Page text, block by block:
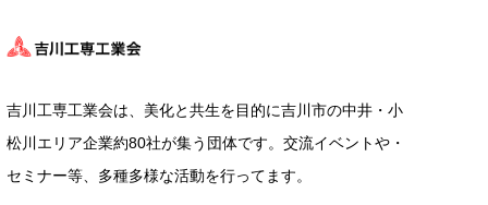
吉川工専工業会は、美化と共生を目的に吉川市の中井・小
松川エリア企業約80社が集う団体です。交流イベントや・
セミナー等、多種多様な活動を行ってます。